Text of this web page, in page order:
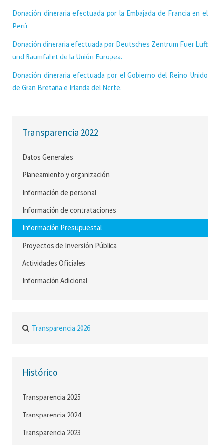
Donación dineraria efectuada por la Embajada de Francia en el
Perú.
Donación dineraria efectuada por Deutsches Zentrum Fuer Luft
und Raumfahrt de la Unión Europea.
Donación dineraria efectuada por el Gobierno del Reino Unido
de Gran Bretaña e Irlanda del Norte.
Transparencia 2022
Datos Generales
Planeamiento y organización
Información de personal
Información de contrataciones
Información Presupuestal
Proyectos de Inversión Pública
Actividades Oficiales
Información Adicional
Transparencia 2026
Histórico
Transparencia 2025
Transparencia 2024
Transparencia 2023